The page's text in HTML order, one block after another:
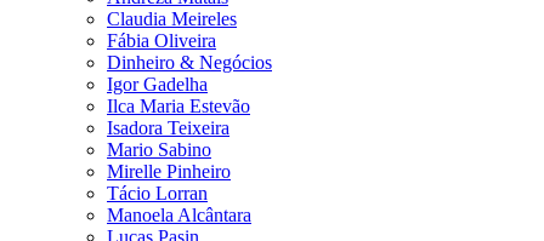
Claudia Meireles
Fábia Oliveira
Dinheiro & Negócios
Igor Gadelha
Ilca Maria Estevão
Isadora Teixeira
Mario Sabino
Mirelle Pinheiro
Tácio Lorran
Manoela Alcântara
Lucas Pasin